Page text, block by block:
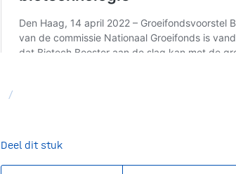
/
Deel dit stuk